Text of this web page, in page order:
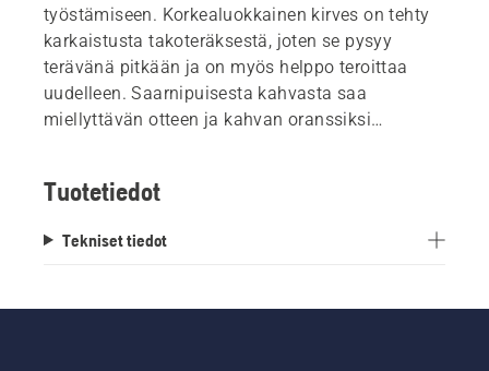
työstämiseen. Korkealuokkainen kirves on tehty
karkaistusta takoteräksestä, joten se pysyy
terävänä pitkään ja on myös helppo teroittaa
uudelleen. Saarnipuisesta kahvasta saa
miellyttävän otteen ja kahvan oranssiksi
kestävä, vahvistetusta tekstiilistä valmistettu
Saksassa.
Tuotetiedot
Tekniset tiedot